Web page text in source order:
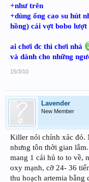
+như trên
+dùng ống cao su hút
hồng) cái vợt bobo
ai chơi đc thì chơi nhá
và dành cho những
15/3/10
Lavender
New Member
Killer nói chính xác đó.
nhưng tôn thời gian
mang 1 cái hủ to to về,
oxy mạnh, cỡ 24- 36
thu hoạch artemia